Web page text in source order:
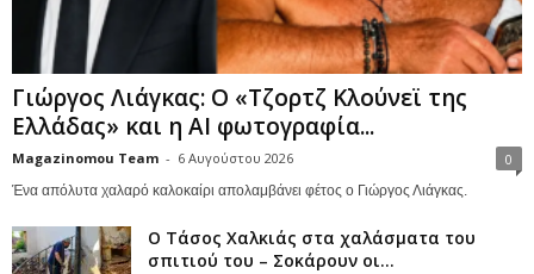
Γιώργος Λιάγκας: Ο «Τζορτζ Κλούνεϊ της
Ελλάδας» και η AI φωτογραφία...
Magazinomou Team - 6 Αυγούστου 2026 0
Ένα απόλυτα χαλαρό καλοκαίρι απολαμβάνει φέτος ο Γιώργος Λιάγκας.
Ο Τάσος Χαλκιάς στα χαλάσματα του
σπιτιού του – Σοκάρουν οι...